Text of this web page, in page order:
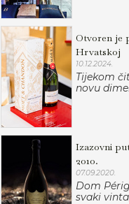
Otvoren je
Hrvatskoj
10.12.2024.
Tijekom
novu
Izazovni
2010.
07.09.2020.
Dom
svaki